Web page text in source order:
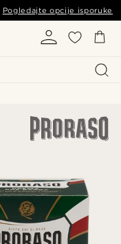
Pogledajte opcije isporuke